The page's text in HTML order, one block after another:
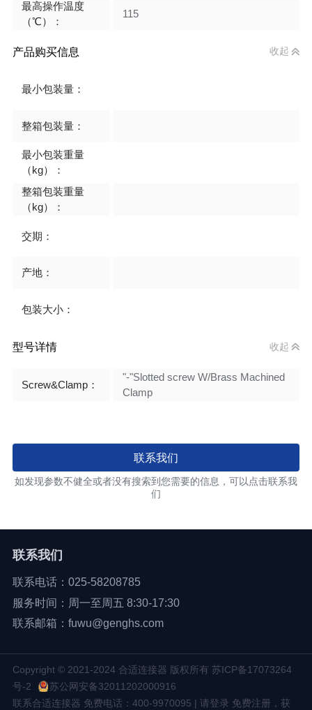
最高操作温度
（℃）：
115
产品购买信息 收起
最小包装量：
整箱包装量：
最小包装重量
（kg）：
整箱包装重量
（kg）：
交期：
产地：
包装大小：
型号详情 收起
Screw&Clamp：
"-"Slotted screw W/Brass Machined
Clamp
联系我们
如发现参数不健全或者没有搜索到您需要的信息，可以点击联系我
们
联系我们
联系电话：025-58208785
服务时间：周一至周五 8:30-17:30
联系邮箱：fuwu@genghs.com
Copyright © 2021-2024 合适连接器 版权所有 苏ICP备17073264
号-2
苏公网安备32011202000916
联系合适连接器 免费电话：400-9970095 | 请登录 免费注册，获